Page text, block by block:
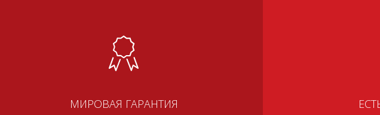
МИРОВАЯ ГАРАНТИЯ